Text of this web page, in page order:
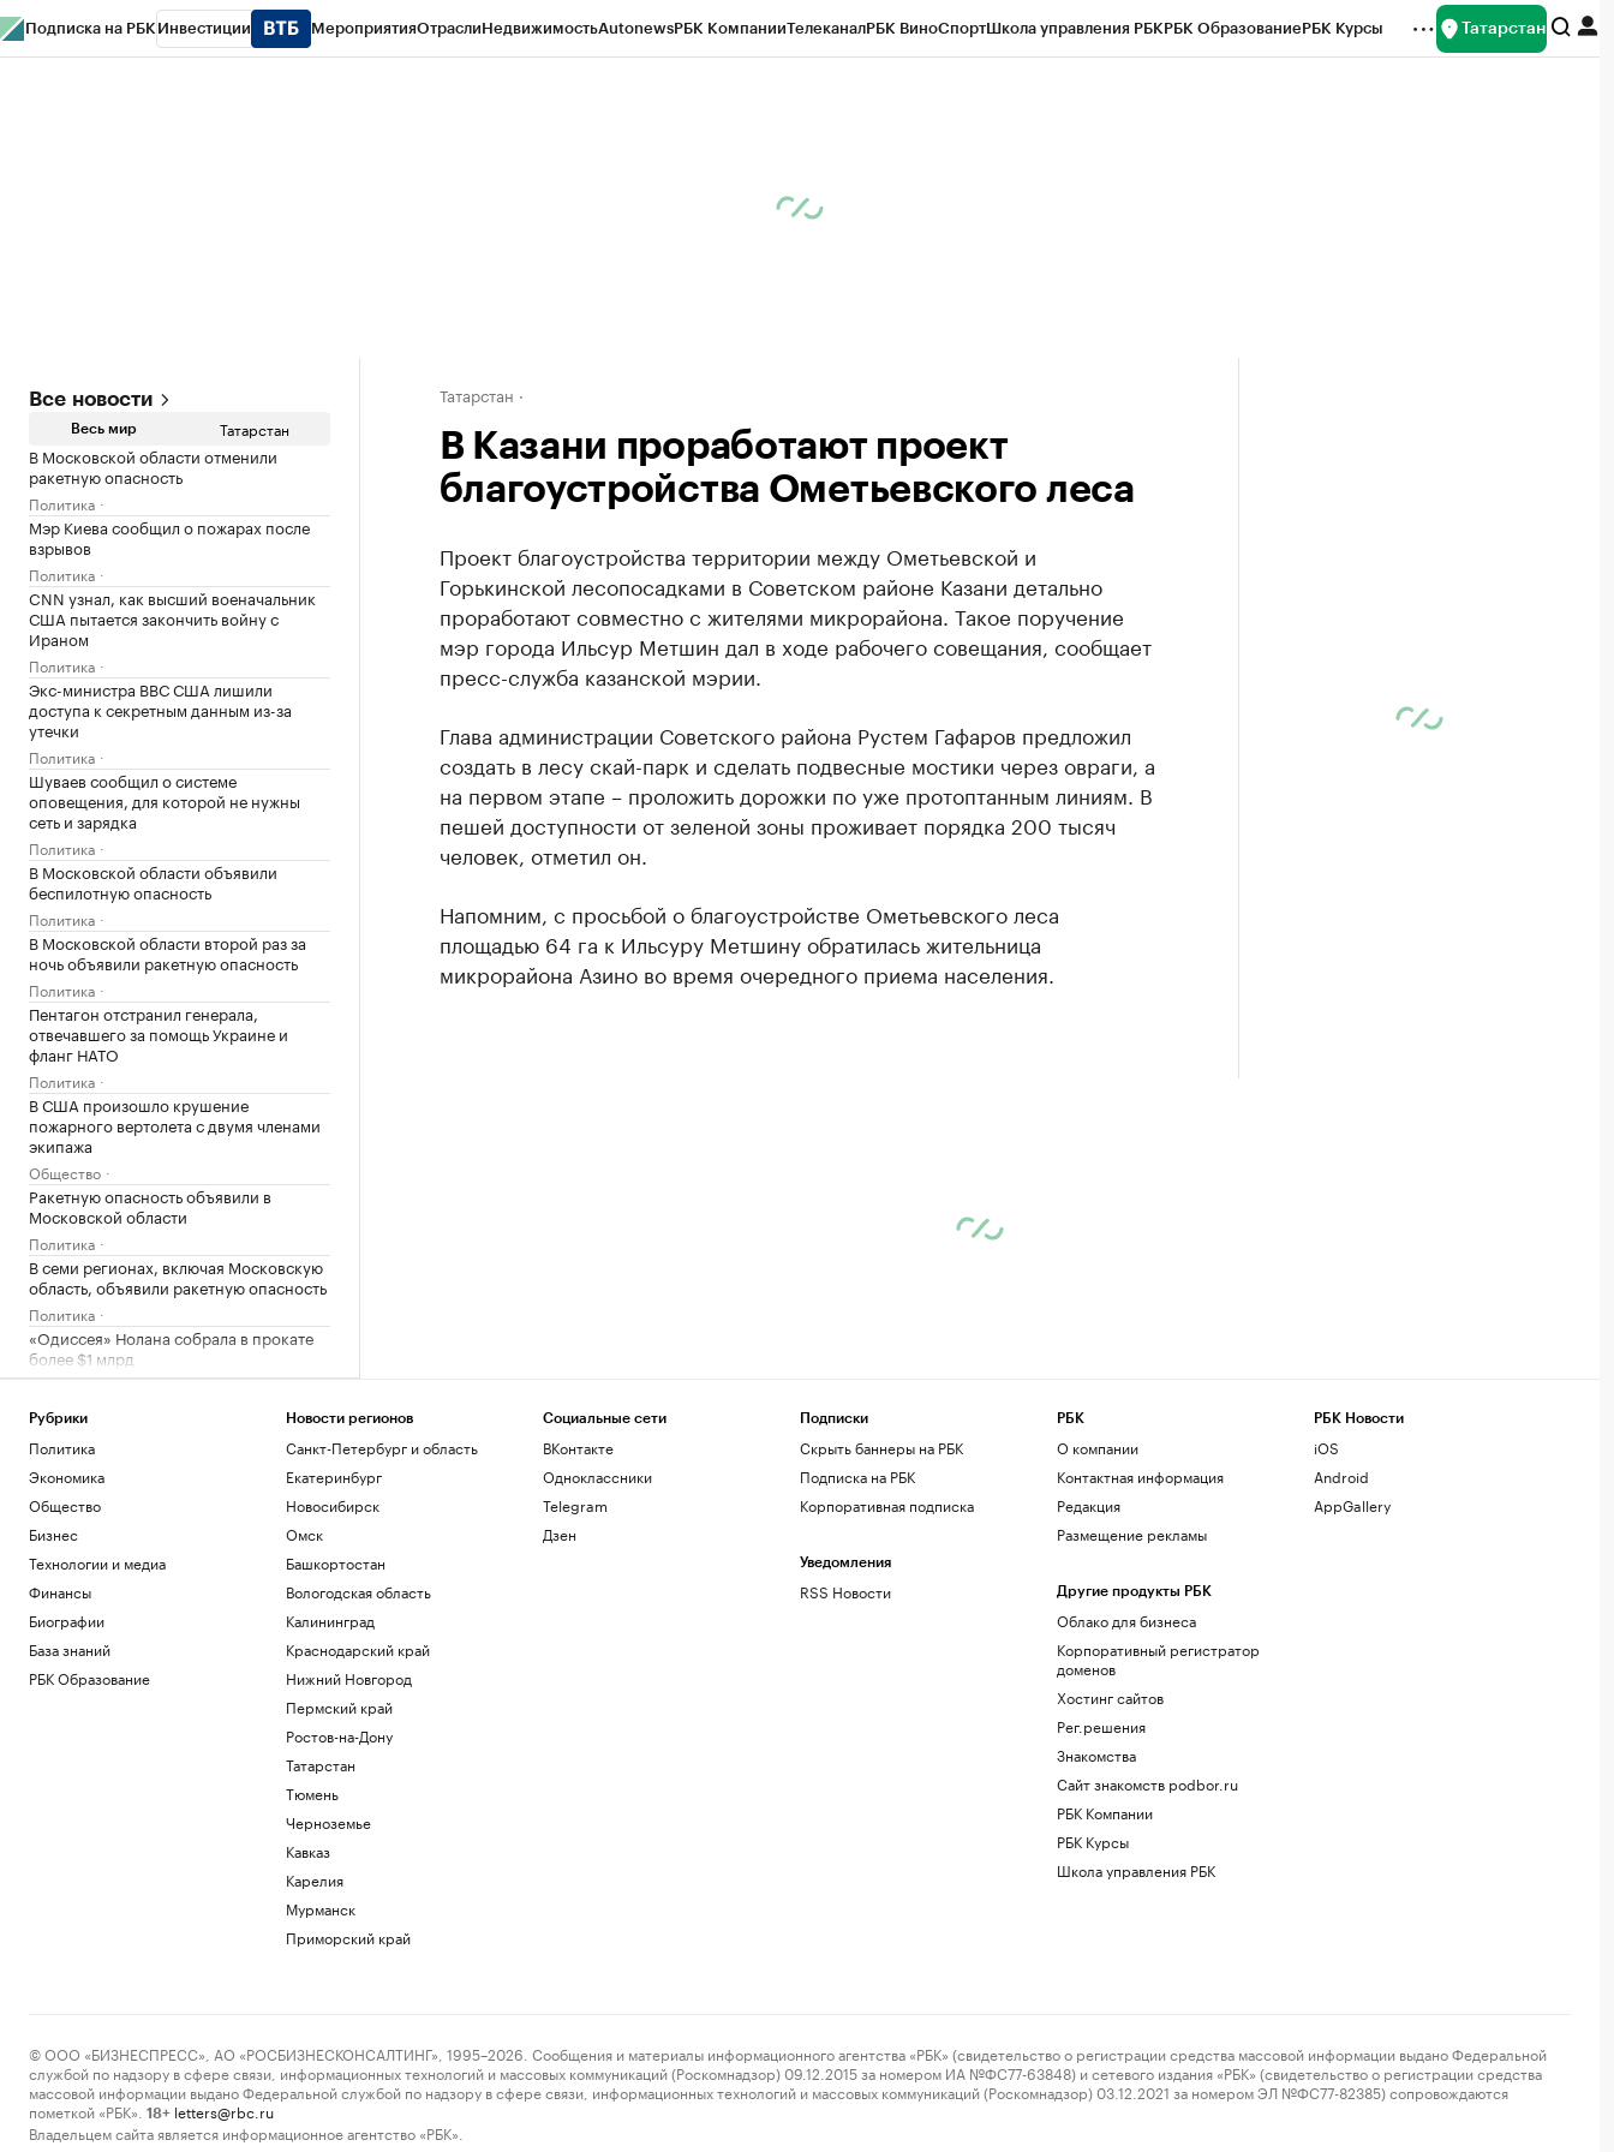
Подписка на РБК Инвестиции МероприятияОтраслиНедвижимостьAutonewsРБК КомпанииТелеканалРБК ВиноСпортШкола управления РБКРБК ОбразованиеРБК Курсы Татарстан
Все новости
Весь мир Татарстан
В Московской области отменили
ракетную опасность
Политика
Мэр Киева сообщил о пожарах после
взрывов
Политика
CNN узнал, как высший военачальник
США пытается закончить войну с
Ираном
Политика
Экс-министра ВВС США лишили
доступа к секретным данным из-за
утечки
Политика
Шуваев сообщил о системе
оповещения, для которой не нужны
сеть и зарядка
Политика
В Московской области объявили
беспилотную опасность
Политика
В Московской области второй раз за
ночь объявили ракетную опасность
Политика
Пентагон отстранил генерала,
отвечавшего за помощь Украине и
фланг НАТО
Политика
В США произошло крушение
пожарного вертолета с двумя членами
экипажа
Общество
Ракетную опасность объявили в
Московской области
Политика
В семи регионах, включая Московскую
область, объявили ракетную опасность
Политика
«Одиссея» Нолана собрала в прокате
более $1 млрд
Общество
Bloomberg узнал, когда планируют
завершить испытания «Золотого
купола»
Политика
Четыре доступных и понятных
инструмента диверсификации
накоплений
РБК и Сбер
Трамп попросил уйти с заседания
Госдепа раньше, чтобы «вести войну»
Политика
Испания ввела контроль на границе
для путешественников из Италии
Bloomberg узнал, что Украине грозит
Экспорт синтетических алмазов из
Китая резко вырос на фоне бума ИИ
Telegraph сообщил о выплатах УЕФА
Татарстан
В Казани проработают проект
благоустройства Ометьевского леса
Проект благоустройства территории между Ометьевской и
Горькинской лесопосадками в Советском районе Казани детально
проработают совместно с жителями микрорайона. Такое поручение
мэр города Ильсур Метшин дал в ходе рабочего совещания, сообщает
пресс-служба казанской мэрии.
Глава администрации Советского района Рустем Гафаров предложил
создать в лесу скай-парк и сделать подвесные мостики через овраги, а
на первом этапе – проложить дорожки по уже протоптанным линиям. В
пешей доступности от зеленой зоны проживает порядка 200 тысяч
человек, отметил он.
Напомним, с просьбой о благоустройстве Ометьевского леса
площадью 64 га к Ильсуру Метшину обратилась жительница
микрорайона Азино во время очередного приема населения.
Рубрики
Политика
Экономика
Общество
Бизнес
Технологии и медиа
Финансы
Биографии
База знаний
РБК Образование
Новости регионов
Санкт-Петербург и область
Екатеринбург
Новосибирск
Омск
Башкортостан
Вологодская область
Калининград
Краснодарский край
Нижний Новгород
Пермский край
Ростов-на-Дону
Татарстан
Тюмень
Черноземье
Кавказ
Карелия
Мурманск
Приморский край
Социальные сети
ВКонтакте
Одноклассники
Telegram
Дзен
Подписки
Скрыть баннеры на РБК
Подписка на РБК
Корпоративная подписка
Уведомления
RSS Новости
РБК
О компании
Контактная информация
Редакция
Размещение рекламы
Другие продукты РБК
Облако для бизнеса
Корпоративный регистратор
доменов
Хостинг сайтов
Рег.решения
Знакомства
Сайт знакомств podbor.ru
РБК Компании
РБК Курсы
Школа управления РБК
РБК Новости
iOS
Android
AppGallery
© ООО «БИЗНЕСПРЕСС», АО «РОСБИЗНЕСКОНСАЛТИНГ», 1995–2026. Сообщения и материалы информационного агентства «РБК» (свидетельство о регистрации средства массовой информации выдано Федеральной
службой по надзору в сфере связи, информационных технологий и массовых коммуникаций (Роскомнадзор) 09.12.2015 за номером ИА №ФС77-63848) и сетевого издания «РБК» (свидетельство о регистрации средства
массовой информации выдано Федеральной службой по надзору в сфере связи, информационных технологий и массовых коммуникаций (Роскомнадзор) 03.12.2021 за номером ЭЛ №ФС77-82385) сопровождаются
пометкой «РБК».
18+ letters@rbc.ru
Владельцем сайта является информационное агентство «РБК».